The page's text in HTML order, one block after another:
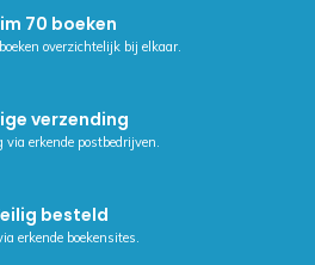
70 boeken
overzichtelijk bij elkaar.
verzending
via erkende postbedrijven.
besteld
erkende boekensites.